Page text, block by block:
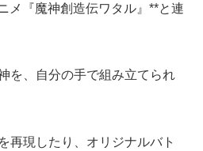
メ『魔神創造伝ワタル』**と連
を、自分の手で組み立てられ
再現したり、オリジナルバト